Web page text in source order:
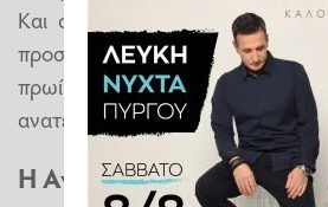
Και ο Μάρ­κος , συμφωνεί ως
προσδιορίζει το χρόνο μετά τη
πρωί της μιας σαββάτων
ανατείλαντος του ηλίου”.
Η Ανάσταση